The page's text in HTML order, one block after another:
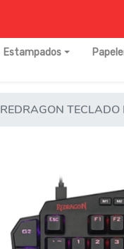
Estampados
REDRAGON